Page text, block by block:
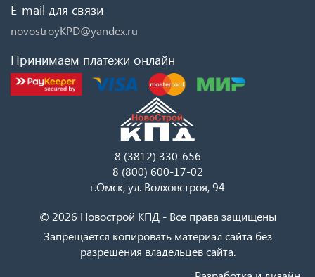
E-mail для связи
novostroyKPD@yandex.ru
Принимаем платежи онлайн
8 (3812) 330-656
8 (800) 600-17-02
г.Омск, ул. Волховстроя, 94
© 2026 Новострой КПД - Все права защищены
Запрещается копировать материал сайта без
разрешения владельцев сайта.